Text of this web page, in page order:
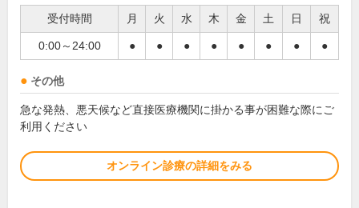
受付時間 月 火 水 木 金 土 日 祝
0:00～24:00 ● ● ● ● ● ● ● ●
その他
急な発熱、悪天候など直接医療機関に掛かる事が困難な際にご
利用ください
オンライン診療の詳細をみる